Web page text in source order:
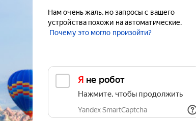
Нам очень жаль, но запросы с вашего
устройства похожи на автоматические.
Почему это могло произойти?
Я не робот
Нажмите, чтобы продолжить
Yandex SmartCaptcha